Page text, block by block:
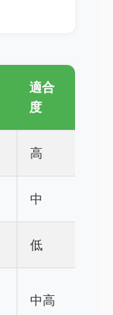
適合
度
高
中
低
中高